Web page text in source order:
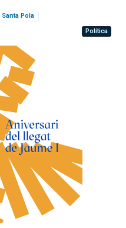
Santa Pola
Política